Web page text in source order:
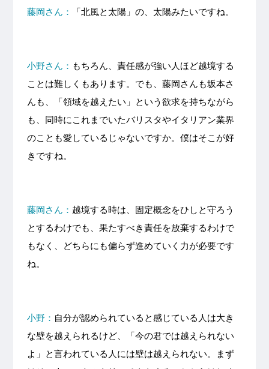
藤岡さん： 「北風と太陽」の、太陽みたいですね。
小野さん： もちろん、責任感が強い人ほど越境する
ことは難しくもあります。でも、藤岡さんも坂本さ
んも、「領域を越えたい」という欲求を持ちながら
も、同時にこれまでいたバリスタやイタリアン業界
のことも愛しているじゃないですか。僕はそこが好
きですね。
藤岡さん： 越境する時は、固定概念をひしと守ろう
とするわけでも、果たすべき責任を放棄するわけで
もなく、どちらにも偏らず進めていく力が必要です
ね。
小野： 自分が認められていると感じている人は大き
な壁を越えられるけど、「今の君では越えられない
よ」と言われている人には壁は越えられない。まず